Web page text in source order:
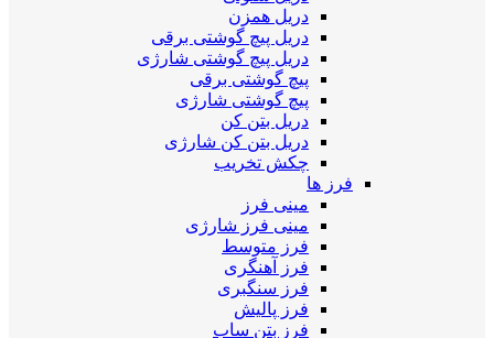
دریل همزن
دریل پیچ گوشتی برقی
دریل پیچ گوشتی شارژی
پیچ گوشتی برقی
پیچ گوشتی شارژی
دریل بتن کن
دریل بتن کن شارژی
چکش تخریب
فرز ها
مینی فرز
مینی فرز شارژی
فرز متوسط
فرز آهنگری
فرز سنگبری
فرز پالیش
فرز بتن ساب